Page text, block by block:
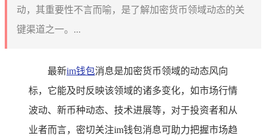
动，其重要性不言而喻，是了解加密货币领域动态的关
键渠道之一。...
最新im钱包消息是加密货币领域的动态风向
标，它能及时反映该领域的诸多变化，如市场行情
波动、新币种动态、技术进展等，对于投资者和从
业者而言，密切关注im钱包消息可助力把握市场趋